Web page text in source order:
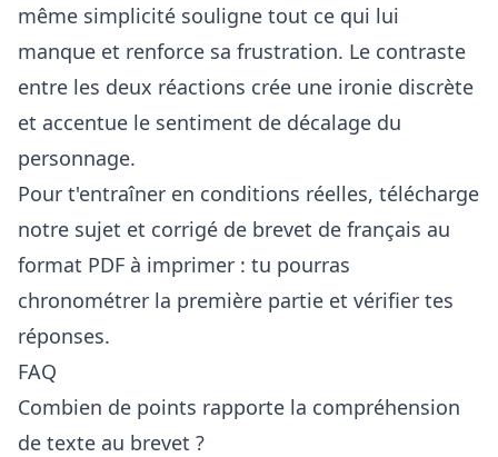
même simplicité souligne tout ce qui lui
manque et renforce sa frustration. Le contraste
entre les deux réactions crée une ironie discrète
et accentue le sentiment de décalage du
personnage.
Pour t'entraîner en conditions réelles, télécharge
notre sujet et corrigé de brevet de français au
format PDF à imprimer : tu pourras
chronométrer la première partie et vérifier tes
réponses.
FAQ
Combien de points rapporte la compréhension
de texte au brevet ?